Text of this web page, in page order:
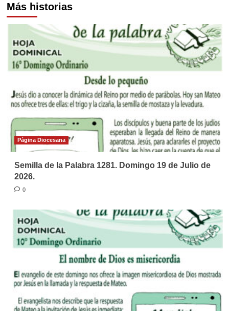
Más historias
Página Diocesana
Semilla de la Palabra 1281. Domingo 19 de Julio de
2026.
0